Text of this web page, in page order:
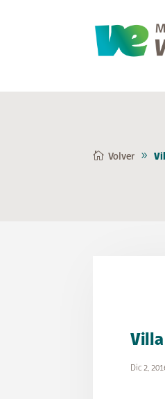
Volver
Villa
Dic 2,